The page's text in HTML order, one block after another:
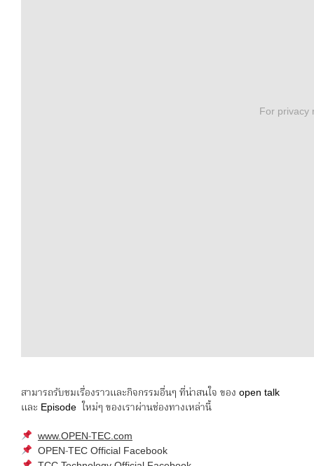
For privacy
สามารถรับชมเรื่องราวและกิจกรรมอื่นๆ ที่น่าสนใจ ของ open talk
และ Episode ใหม่ๆ ของเราผ่านช่องทางเหล่านี้
www.OPEN-TEC.com
OPEN-TEC Official Facebook